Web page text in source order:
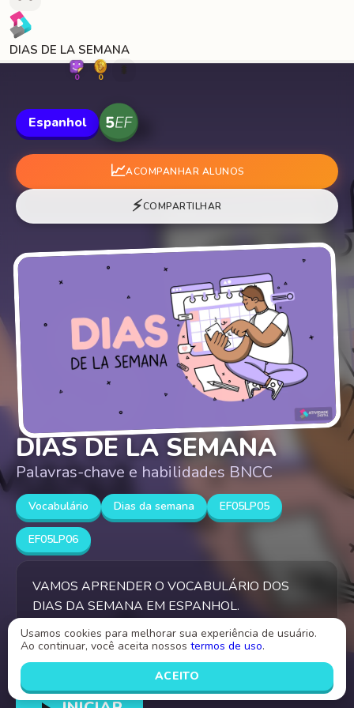
DIAS DE LA SEMANA
0 0 🐛
Espanhol
📈ACOMPANHAR ALUNOS
⚡COMPARTILHAR
DIAS DE LA SEMANA
Palavras-chave e habilidades BNCC
Vocabulário Dias da semana EF05LP05
EF05LP06
VAMOS APRENDER O VOCABULÁRIO DOS
DIAS DA SEMANA EM ESPANHOL.
Criado por
Usamos cookies para melhorar sua experiência de usuário.
Ao continuar, você aceita nossos termos de uso.
ACEITO